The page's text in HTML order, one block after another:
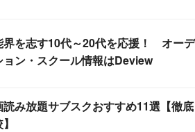
界を志す10代～20代を応援！ オーデ
ョン・スクール情報はDeview
読み放題サブスクおすすめ11選【徹底